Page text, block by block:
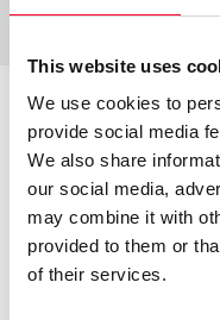
This website uses
We use cookies to
provide social media
We also share
our social media,
may combine it with
provided to them or
of their services.
About the
José Ramón
/ Literature